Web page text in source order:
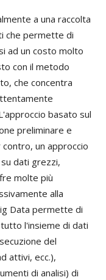
a una raccolta
che permette di
ad un costo molto
con il metodo
che concentra
basato sul
preliminare e
un approccio
dati grezzi,
molte più
alla
Data permette di
l'insieme di dati
del
attivi, ecc.),
di analisi) di